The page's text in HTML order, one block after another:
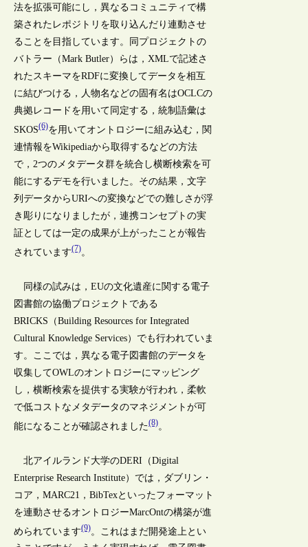
法を拡張可能にし，異なるコミュニティで構
築されたレポジトリを取り込んだり連動させ
ることを目指しています。同プロジェクトの
バトラー（Mark Butler）らは，XMLで記述さ
れたスキーマをRDFに変換してデータを相互
に結びつける，人物名などの固有名はOCLCの
典拠レコードを用いて同定する，統制語彙は
SKOS(6)を用いてオントロジーに組み込む，関
連情報をWikipediaから取得するなどの方法
で，2つのメタデータ群を統合し横断検索を可
能にするデモを行いました。その結果，文字
列データからURIへの変換などでの難しさが浮
き彫りになりましたが，連携コンセプトの実
証としては一定の成果が上がったことが報告
されています(7)。
同様の試みは，EUの文化遺産に関する電子
図書館の協働プロジェクトである
BRICKS（Building Resources for Integrated
Cultural Knowledge Services）でも行われていま
す。ここでは，異なる電子図書館のデータを
収集してOWLのオントロジーにマッピング
し，横断検索を提供する実験が行われ，柔軟
で低コストなメタデータのマネジメントが可
能になることが確認されました(8)。
北アイルランド大学のDERI（Digital
Enterprise Research Institute）では，ダブリン・
コア，MARC21，BibTexといったフォーマット
を連動させるオントロジーMarcOntの構築が進
められています(9)。これはまだ開発途上とい